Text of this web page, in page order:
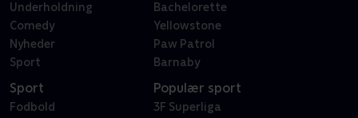
Underholdning
Comedy
Nyheder
Sport
Bachelorette
Yellowstone
Paw Patrol
Barnaby
Sport
Fodbold
Populær sport
3F Superliga